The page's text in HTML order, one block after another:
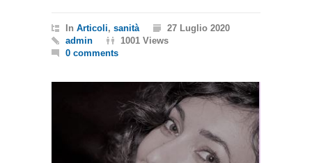
In Articoli, sanità
27 Luglio 2020
admin
1001 Views
0 comments